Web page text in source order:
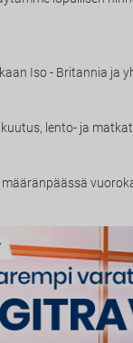
Iso - Britannia ja
lento- ja